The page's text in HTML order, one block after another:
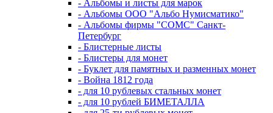
- Альбомы и листы для марок
- Альбомы ООО "Альбо Нумисматико"
- Альбомы фирмы "СОМС" Санкт-
Петербург
- Блистерные листы
- Блистеры для монет
- Буклет для памятных и разменных монет
- Война 1812 года
- для 10 рублевых стальных монет
- для 10 рублей БИМЕТАЛЛА